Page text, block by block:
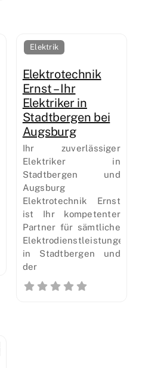
Elektrik
Elektrotechnik
Ernst – Ihr
Elektriker in
Stadtbergen bei
Augsburg
Ihr zuverlässiger
Elektriker in
Stadtbergen und
Augsburg
Elektrotechnik Ernst
ist Ihr kompetenter
Partner für sämtliche
Elektrodienstleistungen
in Stadtbergen und
der